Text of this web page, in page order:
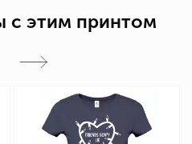
с этим принтом